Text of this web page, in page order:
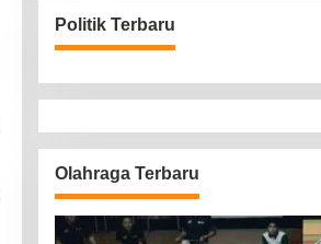
Politik Terbaru
Olahraga Terbaru